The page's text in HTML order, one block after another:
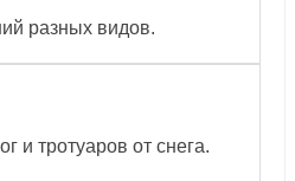
разных видов.
и тротуаров от снега.